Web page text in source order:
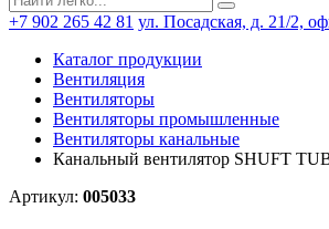
+7 902 265 42 81 ул. Посадская, д. 21/2,
Каталог продукции
Вентиляция
Вентиляторы
Вентиляторы промышленные
Вентиляторы канальные
Канальный вентилятор SHUFT
Артикул: 005033